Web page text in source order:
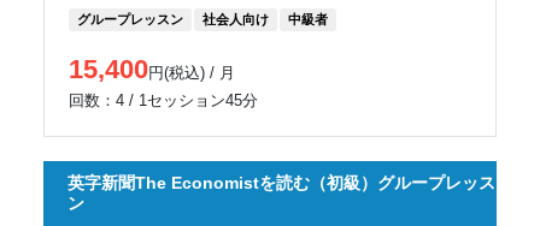
グループレッスン 社会人向け 中級者
15,400円(税込) / 月
回数：4 / 1セッション45分
英字新聞The Economistを読む（初級）グループレッス
ン